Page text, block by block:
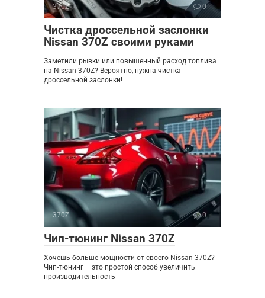
370Z 0
Чистка дроссельной заслонки
Nissan 370Z своими руками
Заметили рывки или повышенный расход топлива
на Nissan 370Z? Вероятно, нужна чистка
дроссельной заслонки!
370Z 0
Чип-тюнинг Nissan 370Z
Хочешь больше мощности от своего Nissan 370Z?
Чип-тюнинг – это простой способ увеличить
производительность